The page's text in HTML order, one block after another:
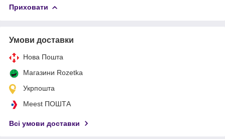
Приховати
Умови доставки
Нова Пошта
Магазини Rozetka
Укрпошта
Meest ПОШТА
Всі умови доставки